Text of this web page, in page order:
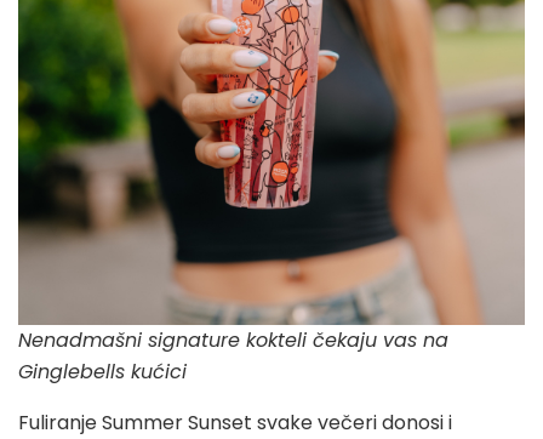
Nenadmašni signature kokteli čekaju vas na
Ginglebells kućici
Fuliranje Summer Sunset svake večeri donosi i